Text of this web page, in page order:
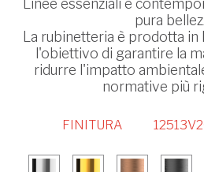
Linee essenziali e
pura
La rubinetteria è prodotta
l'obiettivo di garantire la
ridurre l'impatto
normative più
FINITURA